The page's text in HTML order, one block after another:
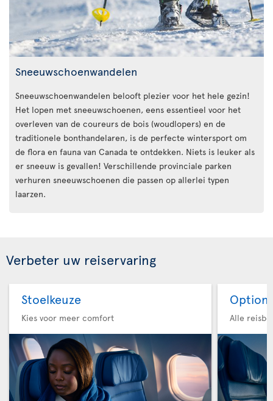
Sneeuwschoenwandelen
Sneeuwschoenwandelen belooft plezier voor het hele gezin!
Het lopen met sneeuwschoenen, eens essentieel voor het
overleven van de coureurs de bois (woudlopers) en de
traditionele bonthandelaren, is de perfecte wintersport om
de flora en fauna van Canada te ontdekken. Niets is leuker als
er sneeuw is gevallen! Verschillende provinciale parken
verhuren sneeuwschoenen die passen op allerlei typen
laarzen.
Verbeter uw reiservaring
Stoelkeuze
Kies voor meer comfort
Option
Alle